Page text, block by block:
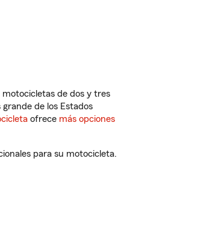
de dos y tres
grande de los Estados
ofrece más opciones
para su motocicleta.